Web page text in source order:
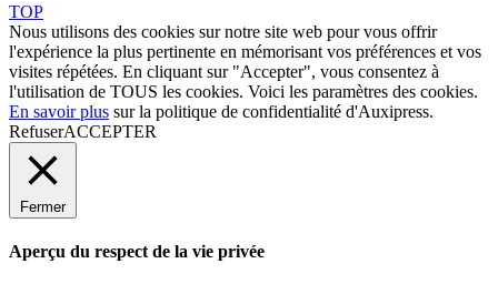
TOP
Nous utilisons des cookies sur notre site web pour vous offrir
l'expérience la plus pertinente en mémorisant vos préférences et vos
visites répétées. En cliquant sur "Accepter", vous consentez à
l'utilisation de TOUS les cookies. Voici les paramètres des cookies.
En savoir plus sur la politique de confidentialité d'Auxipress.
RefuserACCEPTER
Fermer
Aperçu du respect de la vie privée